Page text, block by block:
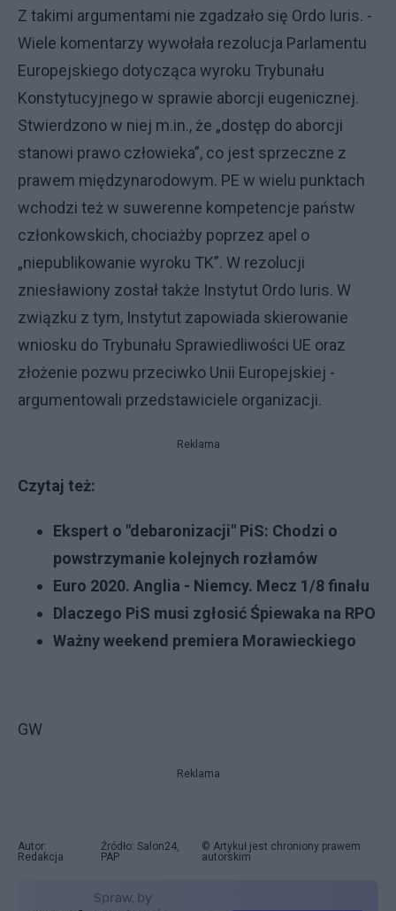
Z takimi argumentami nie zgadzało się Ordo Iuris. -
Wiele komentarzy wywołała rezolucja Parlamentu
Europejskiego dotycząca wyroku Trybunału
Konstytucyjnego w sprawie aborcji eugenicznej.
Stwierdzono w niej m.in., że „dostęp do aborcji
stanowi prawo człowieka”, co jest sprzeczne z
prawem międzynarodowym. PE w wielu punktach
wchodzi też w suwerenne kompetencje państw
członkowskich, chociażby poprzez apel o
„niepublikowanie wyroku TK”. W rezolucji
zniesławiony został także Instytut Ordo Iuris. W
związku z tym, Instytut zapowiada skierowanie
wniosku do Trybunału Sprawiedliwości UE oraz
złożenie pozwu przeciwko Unii Europejskiej -
argumentowali przedstawiciele organizacji.
Reklama
Czytaj też:
Ekspert o "debaronizacji" PiS: Chodzi o
powstrzymanie kolejnych rozłamów
Euro 2020. Anglia - Niemcy. Mecz 1/8 finału
Dlaczego PiS musi zgłosić Śpiewaka na RPO
Ważny weekend premiera Morawieckiego
GW
Reklama
Autor:
Redakcja
Źródło: Salon24,
PAP
© Artykuł jest chroniony prawem
autorskim